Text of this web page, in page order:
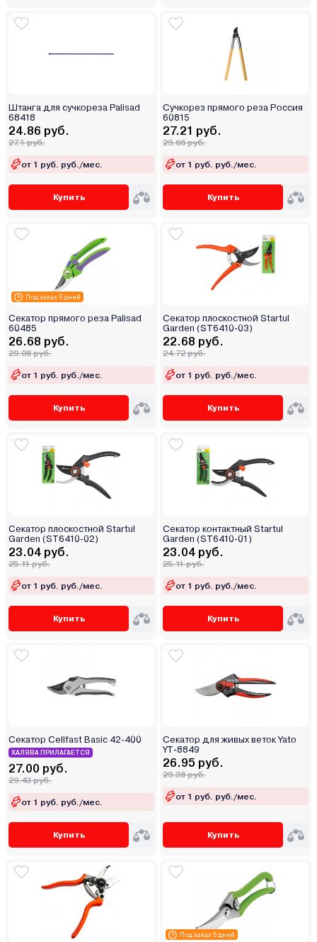
Штанга для сучкореза Palisad
68418
24.86 руб.
27.1 руб.
от 1 руб. руб./мес.
Купить
Сучкорез прямого реза Россия
60815
27.21 руб.
29.66 руб.
от 1 руб. руб./мес.
Купить
Под заказ 5 дней
Секатор прямого реза Palisad
60485
26.68 руб.
29.08 руб.
от 1 руб. руб./мес.
Купить
Секатор плоскостной Startul
Garden (ST6410-03)
22.68 руб.
24.72 руб.
от 1 руб. руб./мес.
Купить
Секатор плоскостной Startul
Garden (ST6410-02)
23.04 руб.
25.11 руб.
от 1 руб. руб./мес.
Купить
Секатор контактный Startul
Garden (ST6410-01)
23.04 руб.
25.11 руб.
от 1 руб. руб./мес.
Купить
Секатор Cellfast Basic 42-400
ХАЛЯВА ПРИЛАГАЕТСЯ
27.00 руб.
29.43 руб.
от 1 руб. руб./мес.
Купить
Секатор для живых веток Yato
YT-8849
26.95 руб.
29.38 руб.
от 1 руб. руб./мес.
Купить
Под заказ 5 дней